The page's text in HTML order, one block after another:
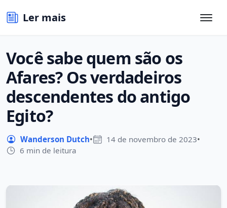
Ler mais
Você sabe quem são os
Afares? Os verdadeiros
descendentes do antigo
Egito?
Wanderson Dutch• 14 de novembro de 2023•
6 min de leitura